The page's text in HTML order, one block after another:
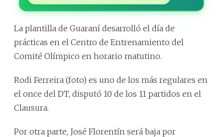
La plantilla de Guaraní desarrolló el día de
prácticas en el Centro de Entrenamiento del
Comité Olímpico en horario matutino.
Rodi Ferreira (foto) es uno de los más regulares en
el once del DT, disputó 10 de los 11 partidos en el
Clausura.
Por otra parte, José Florentín será baja por